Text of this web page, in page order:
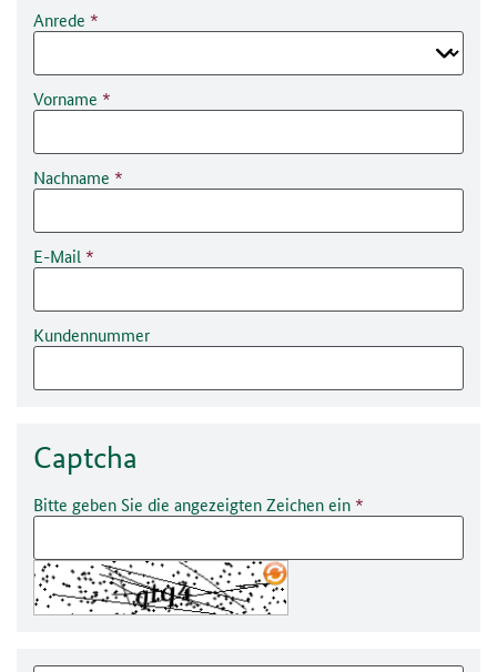
Anrede
Vorname
Nachname
E-Mail
Kundennummer
Captcha
Bitte geben Sie die angezeigten Zeichen ein